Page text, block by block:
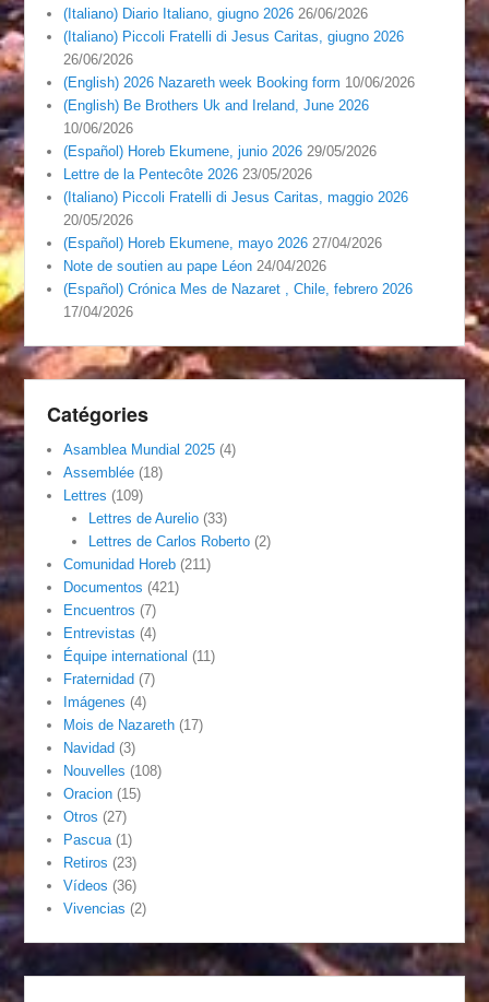
(Italiano) Diario Italiano, giugno 2026 26/06/2026
(Italiano) Piccoli Fratelli di Jesus Caritas, giugno 2026
26/06/2026
(English) 2026 Nazareth week Booking form 10/06/2026
(English) Be Brothers Uk and Ireland, June 2026
10/06/2026
(Español) Horeb Ekumene, junio 2026 29/05/2026
Lettre de la Pentecôte 2026 23/05/2026
(Italiano) Piccoli Fratelli di Jesus Caritas, maggio 2026
20/05/2026
(Español) Horeb Ekumene, mayo 2026 27/04/2026
Note de soutien au pape Léon 24/04/2026
(Español) Crónica Mes de Nazaret , Chile, febrero 2026
17/04/2026
Catégories
Asamblea Mundial 2025 (4)
Assemblée (18)
Lettres (109)
Lettres de Aurelio(33)
Lettres de Carlos Roberto(2)
Comunidad Horeb (211)
Documentos (421)
Encuentros (7)
Entrevistas (4)
Équipe international (11)
Fraternidad (7)
Imágenes (4)
Mois de Nazareth (17)
Navidad (3)
Nouvelles (108)
Oracion (15)
Otros (27)
Pascua (1)
Retiros (23)
Vídeos (36)
Vivencias (2)